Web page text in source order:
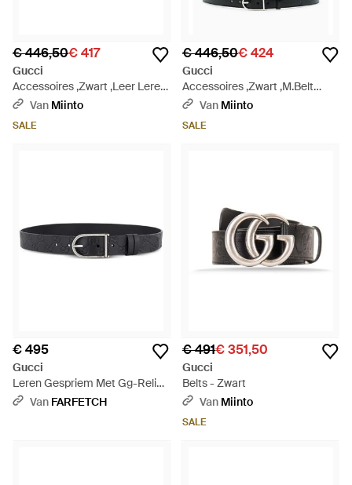
€ 446,50€ 417
Gucci
Accessoires ,Zwart ,Leer Leren
Riem - Zwart
Van Miinto
SALE
€ 446,50€ 424
Gucci
Accessoires ,Zwart ,M.Belt
W.30 Spice Lux - Zwart
Van Miinto
SALE
€ 495
Gucci
Leren Gespriem Met Gg-Reliëf
- WitVan FARFETCH
€ 491€ 351,50
Gucci
Belts - Zwart
Van Miinto
SALE